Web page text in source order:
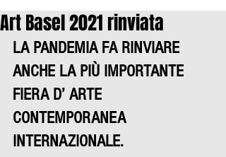
Art Basel 2021 rinviata
LA PANDEMIA FA RINVIARE
ANCHE LA PIÙ IMPORTANTE
FIERA D’ ARTE
CONTEMPORANEA
INTERNAZIONALE.